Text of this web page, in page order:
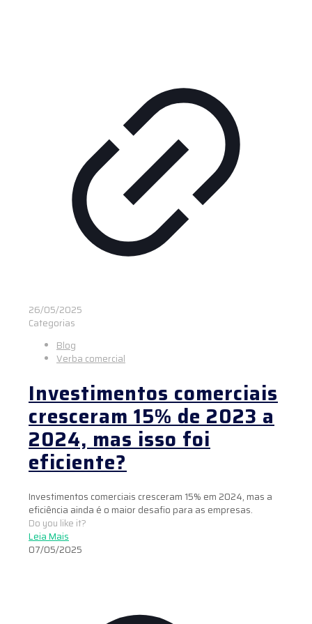
26/05/2025
Categorias
Blog
Verba comercial
Investimentos comerciais
cresceram 15% de 2023 a
2024, mas isso foi
eficiente?
Investimentos comerciais cresceram 15% em 2024, mas a
eficiência ainda é o maior desafio para as empresas.
Do you like it?
Leia Mais
07/05/2025